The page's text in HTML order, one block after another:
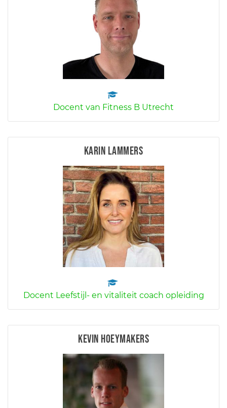
Docent van Fitness B Utrecht
Karin Lammers
Docent Leefstijl- en vitaliteit coach opleiding
Kevin Hoeymakers